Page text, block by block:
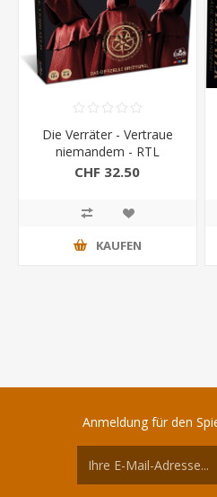
Die Verräter - Vertraue
niemandem - RTL
CHF 32.50
KAUFEN
Anmeldung für den